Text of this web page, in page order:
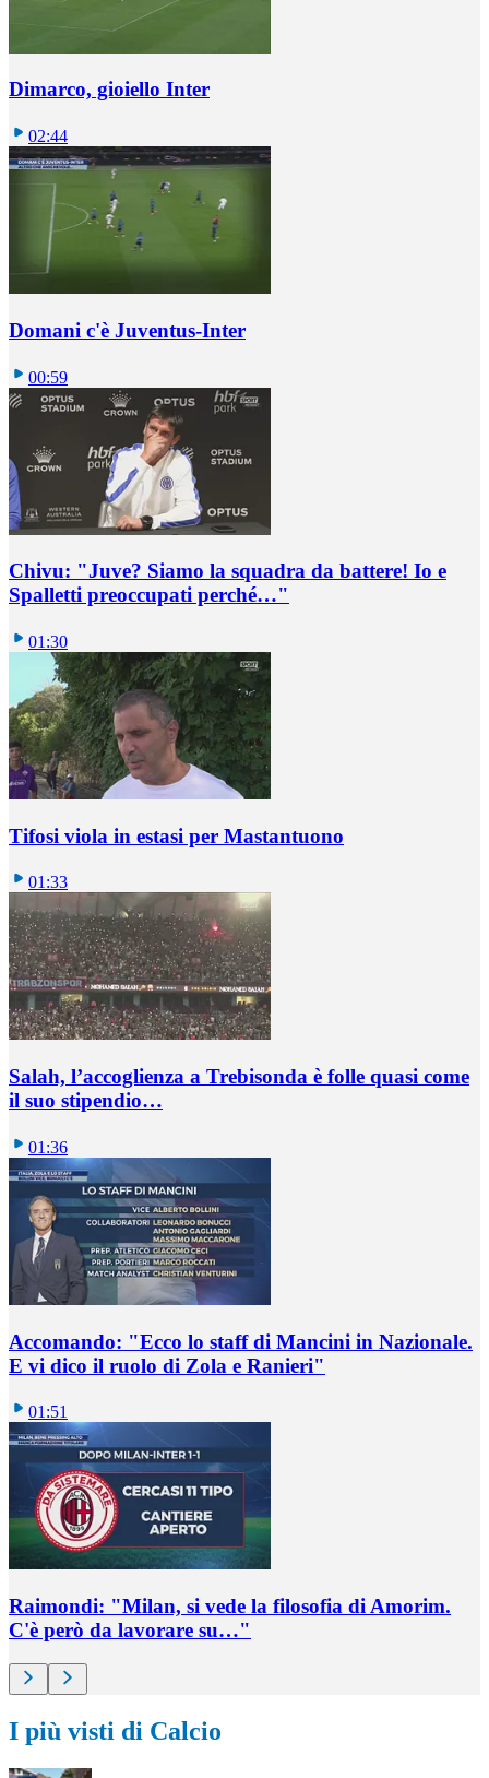
Dimarco, gioiello Inter
02:44
Domani c'è Juventus-Inter
00:59
Chivu: "Juve? Siamo la squadra da battere! Io e
Spalletti preoccupati perché…"
01:30
Tifosi viola in estasi per Mastantuono
01:33
Salah, l’accoglienza a Trebisonda è folle quasi come
il suo stipendio…
01:36
Accomando: "Ecco lo staff di Mancini in Nazionale.
E vi dico il ruolo di Zola e Ranieri"
01:51
Raimondi: "Milan, si vede la filosofia di Amorim.
C'è però da lavorare su…"
I più visti di Calcio